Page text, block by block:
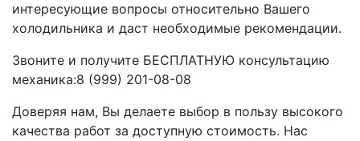
интересующие вопросы относительно Вашего
холодильника и даст необходимые рекомендации.
Звоните и получите БЕСПЛАТНУЮ консультацию
механика:8 (999) 201-08-08
Доверяя нам, Вы делаете выбор в пользу высокого
качества работ за доступную стоимость. Нас